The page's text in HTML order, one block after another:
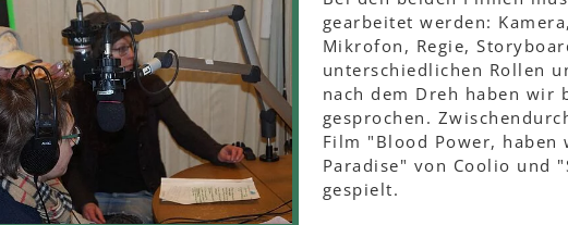
gearbeitet werden:
Mikrofon, Regie,
unterschiedlichen Rollen
nach dem Dreh haben wir
gesprochen.
Film "Blood Power, haben
Paradise" von Coolio und
gespielt.